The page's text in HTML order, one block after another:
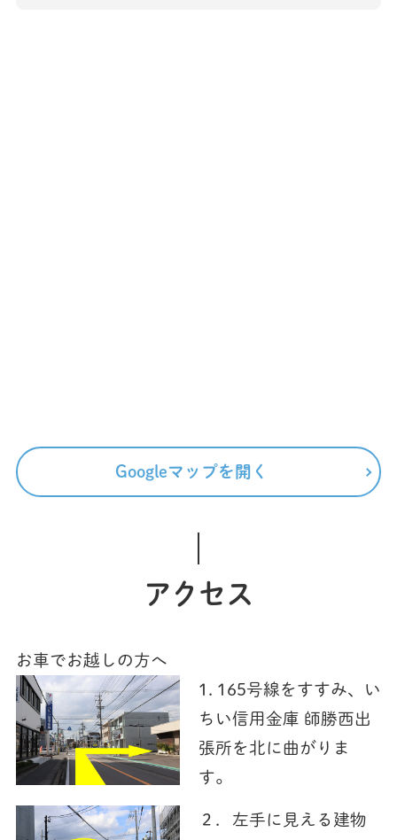
Googleマップを開く
アクセス
お車でお越しの方へ
1. 165号線をすすみ、い
ちい信用金庫 師勝西出
張所を北に曲がりま
す。
２．左手に見える建物